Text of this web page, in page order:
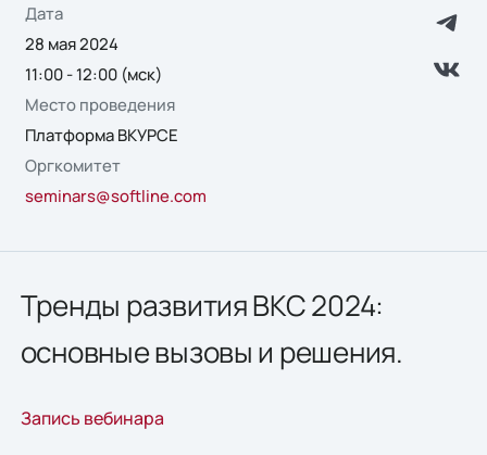
Дата
28 мая 2024
11:00 - 12:00 (мск)
Место проведения
Платформа ВКУРСЕ
Оргкомитет
seminars@softline.com
Тренды развития ВКС 2024:
основные вызовы и решения.
Запись вебинара